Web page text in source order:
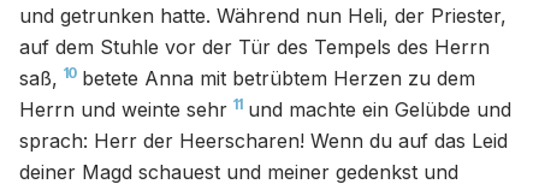
und getrunken hatte. Während nun Heli, der Priester,
auf dem Stuhle vor der Tür des Tempels des Herrn
saß, 10 betete Anna mit betrübtem Herzen zu dem
Herrn und weinte sehr 11 und machte ein Gelübde und
sprach: Herr der Heerscharen! Wenn du auf das Leid
deiner Magd schauest und meiner gedenkst und